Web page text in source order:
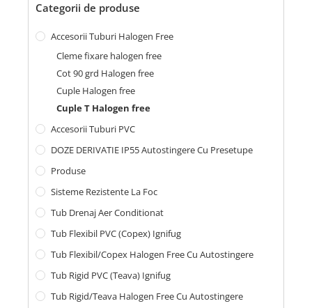
Categorii de produse
Accesorii Tuburi Halogen Free
Cleme fixare halogen free
Cot 90 grd Halogen free
Cuple Halogen free
Cuple T Halogen free
Accesorii Tuburi PVC
DOZE DERIVATIE IP55 Autostingere Cu Presetupe
Produse
Sisteme Rezistente La Foc
Tub Drenaj Aer Conditionat
Tub Flexibil PVC (copex) Ignifug
Tub Flexibil/Copex Halogen Free Cu Autostingere
Tub Rigid PVC (teava) Ignifug
Tub Rigid/Teava Halogen Free Cu Autostingere